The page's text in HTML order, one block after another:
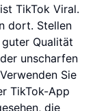
TikTok Viral.
dort. Stellen
Qualität
unscharfen
Sie
TikTok-App
die